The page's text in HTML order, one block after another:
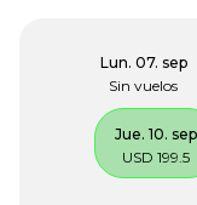
Lun. 07. sep
Sin vuelos
Jue. 10. sep
USD 199.5